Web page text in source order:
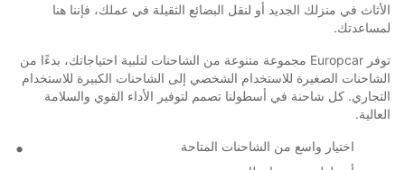
الأثاث في منزلك الجديد أو لنقل البضائع الثقيلة في عملك، فإننا هنا
لمساعدتك.
توفر Europcar مجموعة متنوعة من الشاحنات لتلبية احتياجاتك، بدءًا من
الشاحنات الصغيرة للاستخدام الشخصي إلى الشاحنات الكبيرة للاستخدام
التجاري. كل شاحنة في أسطولنا تصمم لتوفير الأداء القوي والسلامة
العالية.
اختيار واسع من الشاحنات المتاحة